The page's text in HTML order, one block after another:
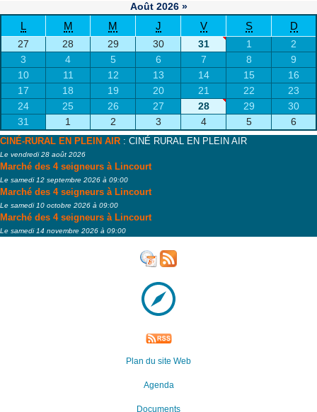
Août 2026 »
L M M J V S D
27 28 29 30 31 1
2
3
4 5 6 7 8
9
10
11 12 13 14 15
16
17
18 19 20 21 22
23
24
25 26 27 28 29
30
31
1 2 3 4 5 6
CINÉ-RURAL EN PLEIN AIR : CINÉ RURAL EN PLEIN AIR
Le vendredi 28 août 2026
Marché des 4 seigneurs à Lincourt
Le samedi 12 septembre 2026 à 09:00
Marché des 4 seigneurs à Lincourt
Le samedi 10 octobre 2026 à 09:00
Marché des 4 seigneurs à Lincourt
Le samedi 14 novembre 2026 à 09:00
Plan du site Web
Agenda
Documents